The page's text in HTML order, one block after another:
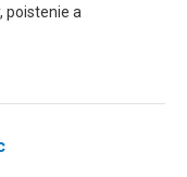
poistenie a